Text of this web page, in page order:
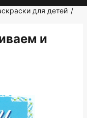
для детей /
и